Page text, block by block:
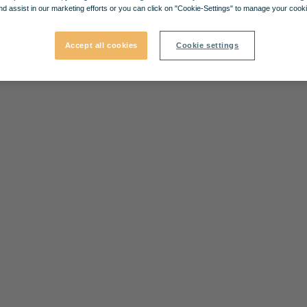
assist in our marketing efforts or you can click on "Cookie-Settings" to manage your
Accept all cookies Cookie settings